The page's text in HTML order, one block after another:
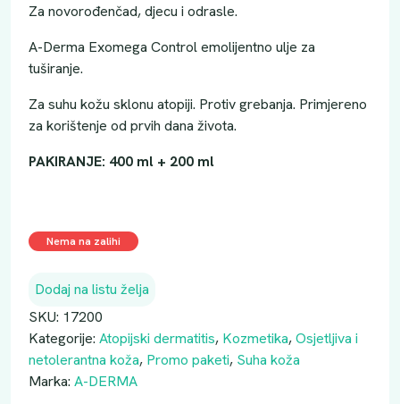
Za novorođenčad, djecu i odrasle.
A-Derma Exomega Control emolijentno ulje za
tuširanje.
Za suhu kožu sklonu atopiji. Protiv grebanja. Primjereno
za korištenje od prvih dana života.
PAKIRANJE: 400 ml + 200 ml
Nema na zalihi
Dodaj na listu želja
SKU: 17200
Kategorije: Atopijski dermatitis, Kozmetika,Osjetljiva i
netolerantna koža, Promo paketi, Suha koža
Marka: A-DERMA